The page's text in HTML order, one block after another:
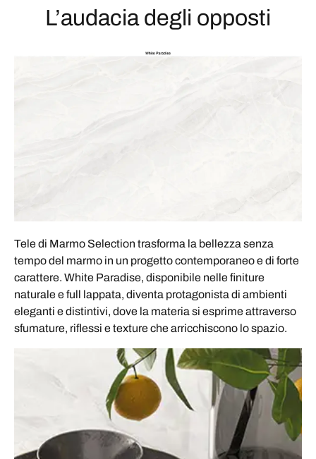
L’audacia degli opposti
Tele di Marmo Selection trasforma la bellezza senza
tempo del marmo in un progetto contemporaneo e di forte
carattere. White Paradise, disponibile nelle finiture
naturale e full lappata, diventa protagonista di ambienti
eleganti e distintivi, dove la materia si esprime attraverso
sfumature, riflessi e texture che arricchiscono lo spazio.